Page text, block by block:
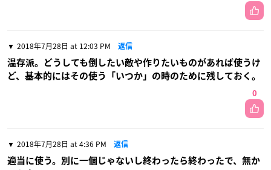
2018年7月28日 at 12:03 PM 返信
温存派。どうしても倒したい敵や作りたいものがあれば使うけ
ど、基本的にはその使う「いつか」の時のために残しておく。
0
2018年7月28日 at 4:36 PM 返信
適当に使う。別に一個じゃないし終わったら終わったで、無か